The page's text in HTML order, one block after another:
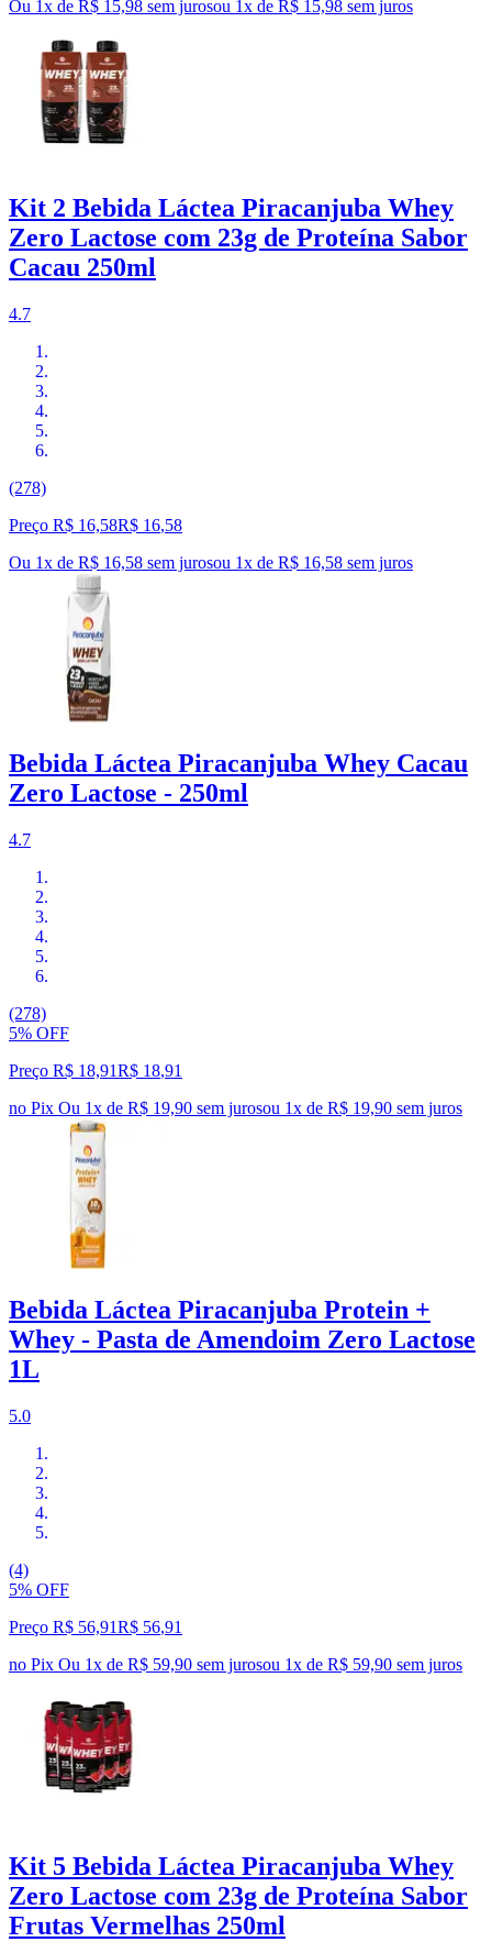
Ou 1x de R$ 15,98 sem jurosou 1 x de R$ 15,98 sem juros
Kit 2 Bebida Láctea Piracanjuba Whey
Zero Lactose com 23g de Proteína Sabor
Cacau 250ml
4.7
(278)
Preço R$ 16,58R$ 16,58
Ou 1x de R$ 16,58 sem jurosou 1x de R$ 16,58 sem juros
Bebida Láctea Piracanjuba Whey Cacau
Zero Lactose - 250ml
4.7
(278)
5% OFF
Preço R$ 18,91R$ 18,91
no Pix Ou 1x de R$ 19,90 sem jurosou 1x de R$ 19,90 sem juros
Bebida Láctea Piracanjuba Protein +
Whey - Pasta de Amendoim Zero Lactose
1L
5.0
(4)
5% OFF
Preço R$ 56,91R$ 56,91
no Pix Ou 1x de R$ 59,90 sem jurosou 1x de R$ 59,90 sem juros
Kit 5 Bebida Láctea Piracanjuba Whey
Zero Lactose com 23g de Proteína Sabor
Frutas Vermelhas 250ml